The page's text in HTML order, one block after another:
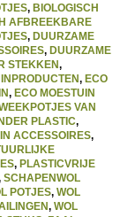
, BIOLOGISCH
AFBREEKBARE
, DUURZAME
, DUURZAME
STEKKEN,
, ECO
, ECO MOESTUIN
VAN
PLASTIC,
ACCESSOIRES,
, PLASTICVRIJE
SCHAPENWOL
POTJES, WOL
, WOL